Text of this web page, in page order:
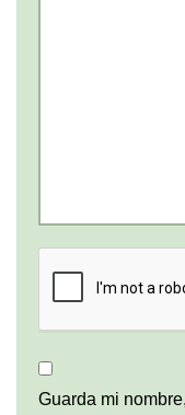
Guarda mi